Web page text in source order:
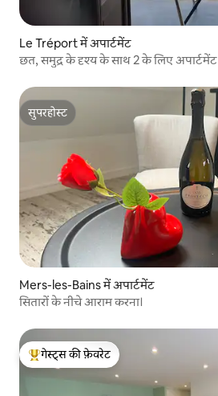
Le Tréport में अपार्टमेंट
छत, समुद्र के दृश्य के साथ 2 के लिए अपार्टमेंट
सुपरहोस्ट
सुपरहोस्ट
Mers-les-Bains में अपार्टमेंट
सितारों के नीचे आराम करना।
गेस्ट्स का टॉप फ़ेवरेट
गेस्ट्स की फ़ेवरेट